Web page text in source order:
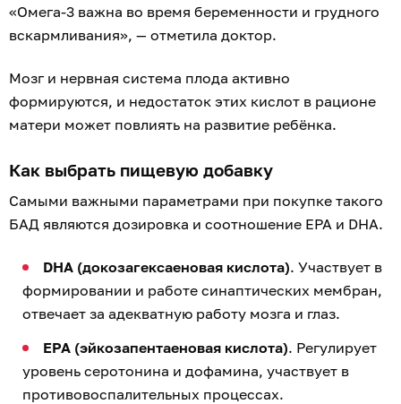
«Омега-3 важна во время беременности и грудного
вскармливания», — отметила доктор.
Мозг и нервная система плода активно
формируются, и недостаток этих кислот в рационе
матери может повлиять на развитие ребёнка.
Как выбрать пищевую добавку
Самыми важными параметрами при покупке такого
БАД являются дозировка и соотношение EPA и DHA.
DHA (докозагексаеновая кислота). Участвует в
формировании и работе синаптических мембран,
отвечает за адекватную работу мозга и глаз.
EPA (эйкозапентаеновая кислота). Регулирует
уровень серотонина и дофамина, участвует в
противовоспалительных процессах.